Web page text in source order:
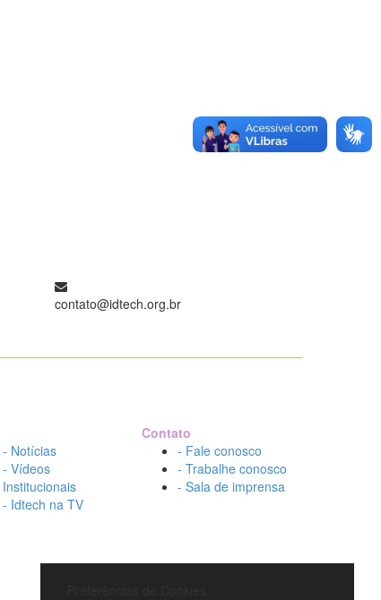
contato@idtech.org.br
- Notícias
- Vídeos
Institucionais
- Idtech na TV
Contato
- Fale conosco
- Trabalhe conosco
- Sala de imprensa